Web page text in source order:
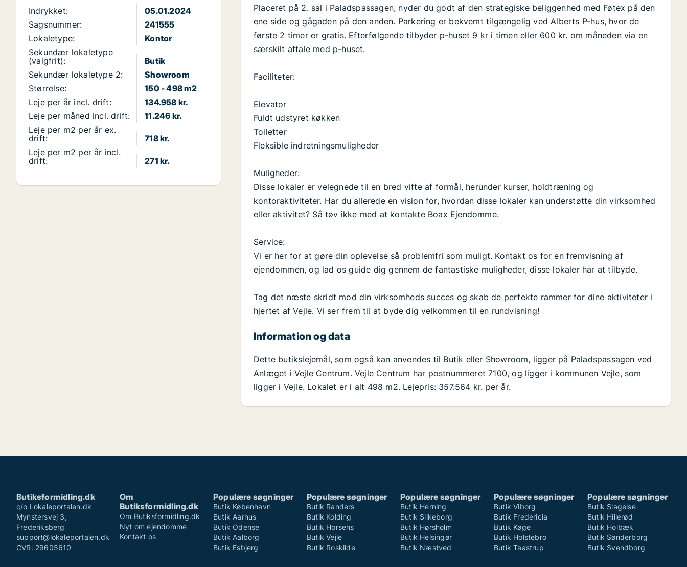
Indrykket:
05.01.2024
Sagsnummer:
241555
Lokaletype:
Kontor
Sekundær lokaletype
(valgfrit):
Butik
Sekundær lokaletype 2:
Showroom
Størrelse:
150 - 498 m2
Leje per år incl. drift:
134.958 kr.
Leje per måned incl. drift:
11.246 kr.
Leje per m2 per år ex.
drift:
718 kr.
Leje per m2 per år incl.
drift:
271 kr.
Placeret på 2. sal i Paladspassagen, nyder du godt af den strategiske beliggenhed med Føtex på den
ene side og gågaden på den anden. Parkering er bekvemt tilgængelig ved Alberts P-hus, hvor de
første 2 timer er gratis. Efterfølgende tilbyder p-huset 9 kr i timen eller 600 kr. om måneden via en
særskilt aftale med p-huset.
Faciliteter:
Elevator
Fuldt udstyret køkken
Toiletter
Fleksible indretningsmuligheder
Muligheder:
Disse lokaler er velegnede til en bred vifte af formål, herunder kurser, holdtræning og
kontoraktiviteter. Har du allerede en vision for, hvordan disse lokaler kan understøtte din virksomhed
eller aktivitet? Så tøv ikke med at kontakte Boax Ejendomme.
Service:
Vi er her for at gøre din oplevelse så problemfri som muligt. Kontakt os for en fremvisning af
ejendommen, og lad os guide dig gennem de fantastiske muligheder, disse lokaler har at tilbyde.
Tag det næste skridt mod din virksomheds succes og skab de perfekte rammer for dine aktiviteter i
hjertet af Vejle. Vi ser frem til at byde dig velkommen til en rundvisning!
Information og data
Dette butikslejemål, som også kan anvendes til Butik eller Showroom, ligger på Paladspassagen ved
Anlæget i Vejle Centrum. Vejle Centrum har postnummeret 7100, og ligger i kommunen Vejle, som
ligger i Vejle. Lokalet er i alt 498 m2. Lejepris: 357.564 kr. per år.
Butiksformidling.dk
c/o Lokaleportalen.dk
Mynstersvej 3,
Frederiksberg
support@lokaleportalen.dk
CVR: 29605610
Om
Butiksformidling.dk
Om Butiksformidling.dk
Nyt om ejendomme
Kontakt os
Populære søgninger
Butik København
Butik Aarhus
Butik Odense
Butik Aalborg
Butik Esbjerg
Populære søgninger
Butik Randers
Butik Kolding
Butik Horsens
Butik Vejle
Butik Roskilde
Populære søgninger
Butik Herning
Butik Silkeborg
Butik Hørsholm
Butik Helsingør
Butik Næstved
Populære søgninger
Butik Viborg
Butik Fredericia
Butik Køge
Butik Holstebro
Butik Taastrup
Populære søgninger
Butik Slagelse
Butik Hillerød
Butik Holbæk
Butik Sønderborg
Butik Svendborg